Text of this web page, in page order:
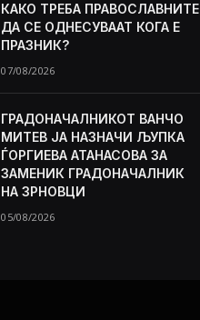
КАКО ТРЕБА ПРАВОСЛАВНИТЕ
ДА СЕ ОДНЕСУВААТ КОГА Е
ПРАЗНИК?
07/08/2026
ГРАДОНАЧАЛНИКОТ ВАНЧО
МИТЕВ ЈА НАЗНАЧИ ЉУПКА
ЃОРГИЕВА АТАНАСОВА ЗА
ЗАМЕНИК ГРАДОНАЧАЛНИК
НА ЗРНОВЦИ
05/08/2026